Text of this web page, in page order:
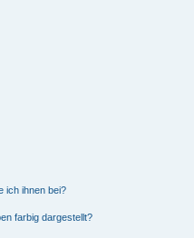
ich ihnen bei?
farbig dargestellt?